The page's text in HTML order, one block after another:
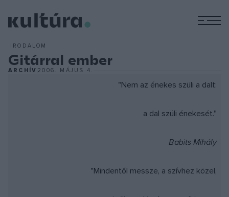
IRODALOM
Gitárral ember
ARCHÍV2006. MÁJUS 4.
"Nem az énekes szüli a dalt:
a dal szüli énekesét."
Babits Mihály
"Mindentől messze, a szívhez közel,